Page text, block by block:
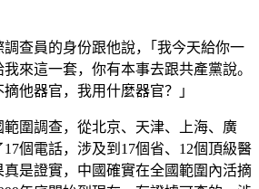
查員的身份跟他說，｢我今天給你一
來這一套，你有本事去跟共產黨說。
他器官，我用什麼器官？｣
範圍調查，從北京、天津、上海、廣
個電話，涉及到17個省、12個頂級醫
真是證實，中國確實在全國範圍內活摘